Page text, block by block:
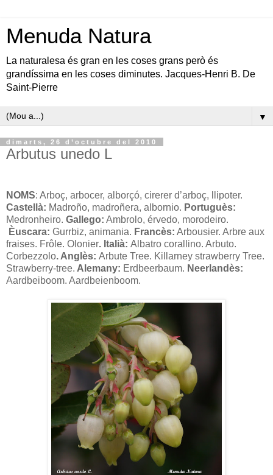
Menuda Natura
La naturalesa és gran en les coses grans però és
grandíssima en les coses diminutes. Jacques-Henri B. De
Saint-Pierre
▼
dimarts, 26 d’octubre del 2010
Arbutus unedo L
NOMS: Arboç, arbocer, alborçó, cirerer d’arboç, llipoter.
Castellà: Madroño, madroñera, albornio. Portuguès:
Medronheiro. Gallego: Ambrolo, érvedo, morodeiro.
Èuscara: Gurrbiz, animania. Francès: Arbousier. Arbre aux
fraises. Frôle. Olonier. Italià: Albatro corallino. Arbuto.
Corbezzolo. Anglès: Arbute Tree. Killarney strawberry Tree.
Strawberry-tree. Alemany: Erdbeerbaum. Neerlandès:
Aardbeiboom. Aardbeienboom.